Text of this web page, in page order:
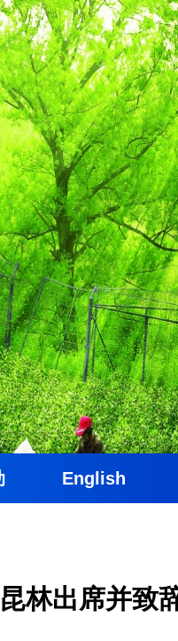
English
林出席并致